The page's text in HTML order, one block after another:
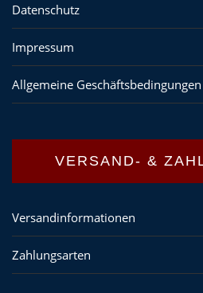
Datenschutz
Impressum
Allgemeine Geschäftsbedingungen
VERSAND- &
Versandinformationen
Zahlungsarten